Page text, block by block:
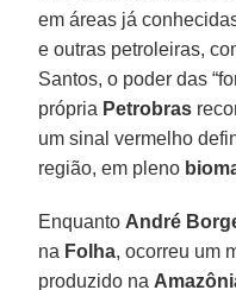
em áreas já
e outras petroleiras,
Santos, o poder das
própria Petrobras
um sinal vermelho
região, em pleno
Enquanto André
na Folha, ocorreu um
produzido na